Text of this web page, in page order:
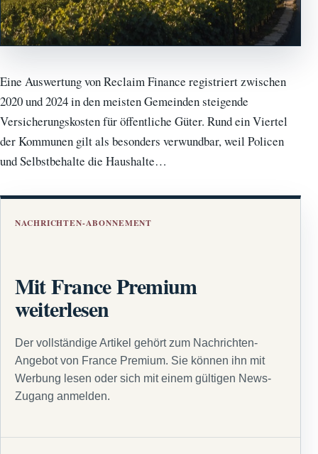
Eine Auswertung von Reclaim Finance registriert zwischen
2020 und 2024 in den meisten Gemeinden steigende
Versicherungskosten für öffentliche Güter. Rund ein Viertel
der Kommunen gilt als besonders verwundbar, weil Policen
und Selbstbehalte die Haushalte…
NACHRICHTEN-ABONNEMENT
Mit France Premium
weiterlesen
Der vollständige Artikel gehört zum Nachrichten-
Angebot von France Premium. Sie können ihn mit
Werbung lesen oder sich mit einem gültigen News-
Zugang anmelden.